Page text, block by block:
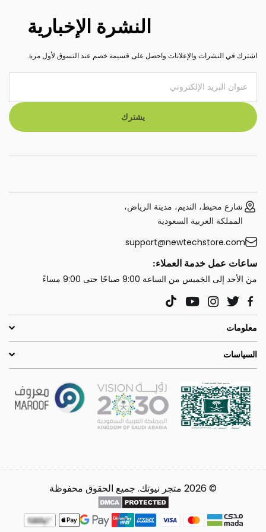
النشرة الإخبارية
اشترك في النشرات والإعلانات واحصل على قسيمة خصم عند التسوق لأول مرة.
يشترك
شارع محيط، النديم، مدينة الرياض،
المملكة العربية السعودية
support@newtechstore.com
ساعات عمل خدمة العملاء:
من الأحد إلى الخميس من الساعة 9:00 صباحًا حتى 9:00 مساءً
Facebook
Twitter
Instagram
YouTube
معلومات
السياسات
© 2026 متجر نيوتك. جميع الحقوق محفوظة